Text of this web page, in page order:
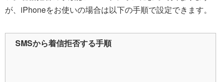
が、iPhoneをお使いの場合は以下の手順で設定できます。
SMSから着信拒否する手順